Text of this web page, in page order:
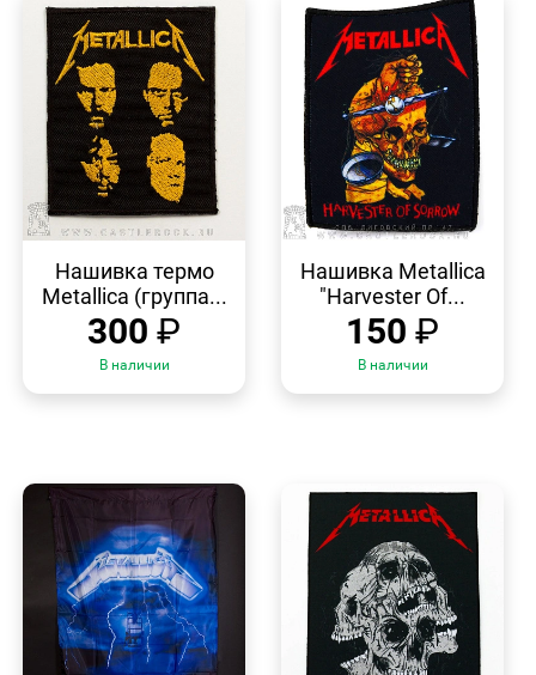
ПРОСМОТР
Нашивка термо
Metallica (группа...
300 ₽
В наличии
ПРОСМОТР
Нашивка Metallica
"Harvester Of...
150 ₽
В наличии